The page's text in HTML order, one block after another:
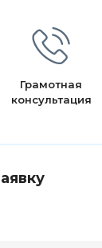
Грамотная
консультация